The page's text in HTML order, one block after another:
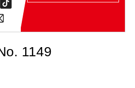
1149